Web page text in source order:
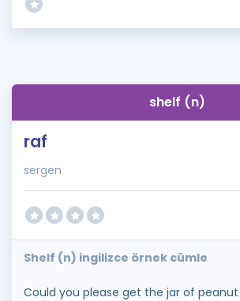
shelf (n)
raf
sergen
Shelf (n) ingilizce örnek cümle
Could you please get the jar of